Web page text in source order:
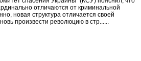
отличаются от криминальной
новая структура отличается своей
произвести революцию в стр......